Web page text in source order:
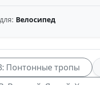
Велосипед
Понтонные тропы